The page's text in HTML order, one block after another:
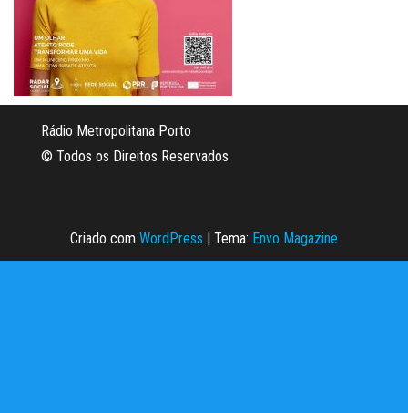
Rádio Metropolitana Porto
© Todos os Direitos Reservados
Criado com WordPress Tema: Envo Magazine